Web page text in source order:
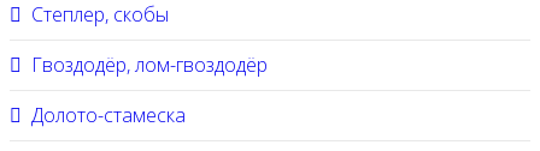
Степлер, скобы
Гвоздодёр, лом-гвоздодёр
Долото-стамеска